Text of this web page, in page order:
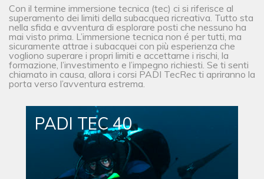
Con il termine immersione tecnica (tec) ci si riferisce al
superamento dei limiti della subacquea ricreativa. Tutto sta
nella sfida e avventura di esplorare posti che nessuno ha
mai visto prima. L’immersione tecnica non é per tutti, ma
sicuramente attrae i subacquei con più esperienza che
vogliono superare i propri limiti e accettarne i rischi, la
formazione, l’investimento e l’impegno richiesti. Se ti senti
chiamato in causa, allora i corsi PADI TecRec ti apriranno la
porta verso l’avventura estrema.
PADI TEC 40